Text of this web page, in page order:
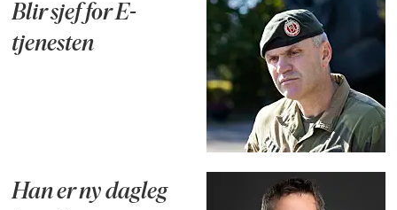
Blir sjef for E-
tjenesten
Han er ny dagleg